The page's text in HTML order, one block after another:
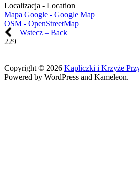
Localizacja - Location
Mapa Google - Google Map
OSM - OpenStreetMap
Wstecz – Back
229
Copyright © 2026 Kapliczki i Krzyże
Powered by WordPress and Kameleon.